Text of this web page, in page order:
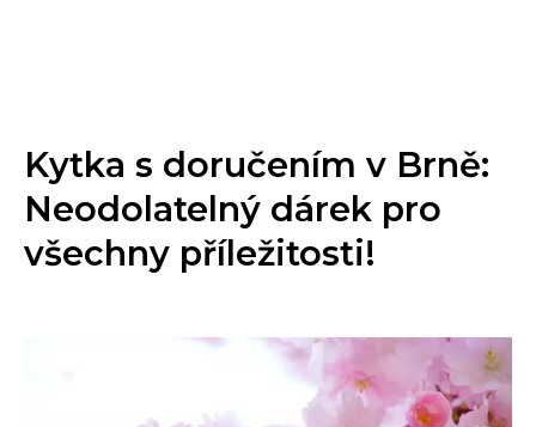
Kytka s doručením v Brně:
Neodolatelný dárek pro
všechny příležitosti!